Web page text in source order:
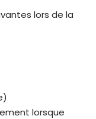
lors de la
lorsque